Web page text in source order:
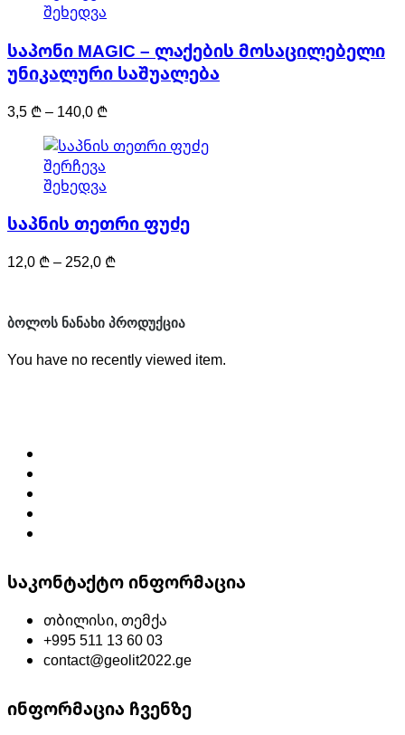
on
product
page
product
multiple
variants.
options
be
chosen
on
product
შეხედვა
საპონი MAGIC – ლაქების მოსაცილებელი
უნიკალური საშუალება
3,5 ₾– 140,0 ₾Price
3,5 ₾
შერჩევა
product
multiple
The
be
on
შეხედვა
საპნის თეთრი ფუძე
12,0 ₾–252,0 ₾Price
through
ᲑᲝᲚᲝᲡ ᲜᲐᲜᲐᲮᲘ ᲞᲠᲝᲓᲣᲥᲪᲘᲐ
You have no recently viewed item.
საკონტაქტო ინფორმაცია
თბილისი, თემქა
+995 511 13 60 03
contact@geolit2022.ge
ინფორმაცია ჩვენზე